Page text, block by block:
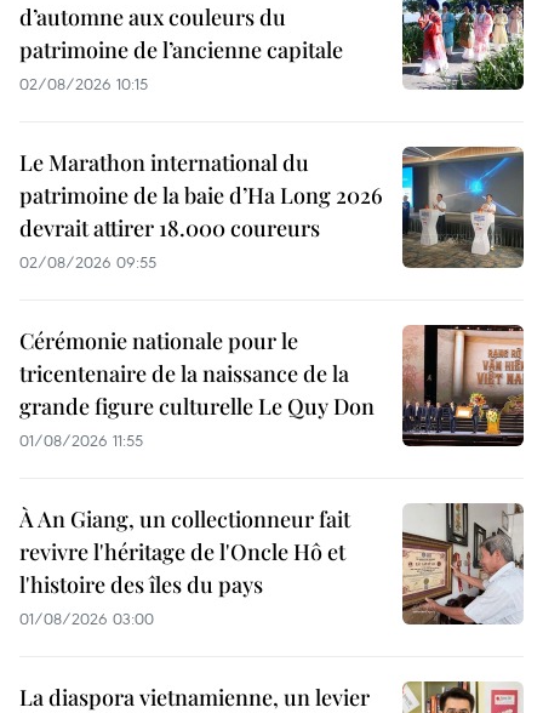
d’automne aux couleurs du
patrimoine de l’ancienne capitale
02/08/2026 10:15
Le Marathon international du
patrimoine de la baie d’Ha Long 2026
devrait attirer 18.000 coureurs
02/08/2026 09:55
Cérémonie nationale pour le
tricentenaire de la naissance de la
grande figure culturelle Le Quy Don
01/08/2026 11:55
À An Giang, un collectionneur fait
revivre l'héritage de l'Oncle Hô et
l'histoire des îles du pays
01/08/2026 03:00
La diaspora vietnamienne, un levier